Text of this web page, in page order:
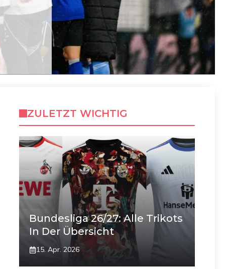
ZULETZT WICHTIG
Bundesliga 26/27: Alle Trikots
In Der Übersicht
15. Apr. 2026